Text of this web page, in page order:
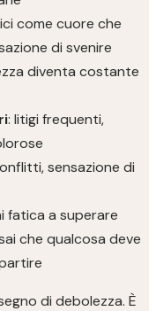
come cuore che
di svenire
diventa costante
: litigi frequenti,
sensazione di
fatica a superare
che qualcosa deve
di debolezza. È